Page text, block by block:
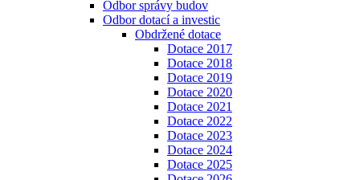
Odbor správy budov
Odbor dotací a investic
Obdržené dotace
Dotace 2017
Dotace 2018
Dotace 2019
Dotace 2020
Dotace 2021
Dotace 2022
Dotace 2023
Dotace 2024
Dotace 2025